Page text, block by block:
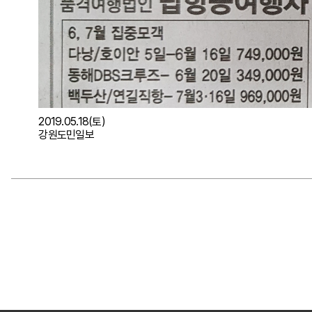
2019.05.18(토)
강원도민일보